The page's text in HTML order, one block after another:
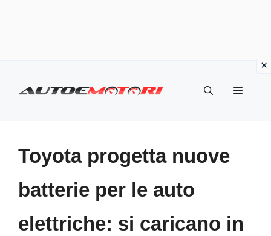
Menu
Toyota progetta nuove
batterie per le auto
elettriche: si caricano in